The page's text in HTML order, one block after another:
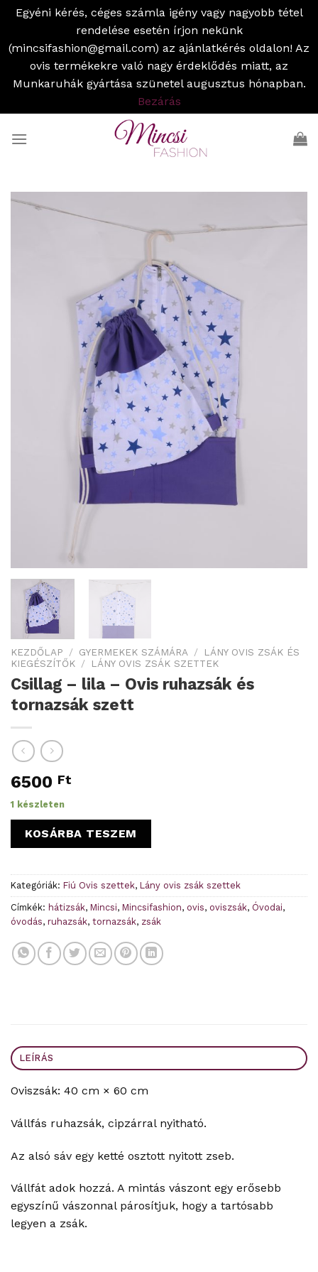
Egyéni kérés, céges számla igény vagy nagyobb tétel
rendelése esetén írjon nekünk
(mincsifashion@gmail.com) az ajánlatkérés oldalon! Az
ovis termékekre való nagy érdeklődés miatt, az
Munkaruhák gyártása szünetel augusztus hónapban.
Bezárás
KEZDŐLAP / GYERMEKEK SZÁMÁRA /
LÁNY OVIS ZSÁK ÉS
KIEGÉSZÍTŐK / LÁNY OVIS ZSÁK SZETTEK
Csillag – lila – Ovis ruhazsák és
tornazsák szett
6500 Ft
1 készleten
KOSÁRBA TESZEM
Kategóriák: Fiú Ovis szettek, Lány ovis zsák szettek
Címkék: hátizsák, Mincsi, Mincsifashion, ovis, oviszsák, Óvodai,
óvodás, ruhazsák, tornazsák, zsák
LEÍRÁS
Oviszsák: 40 cm × 60 cm
Vállfás ruhazsák, cipzárral nyitható.
Az alsó sáv egy ketté osztott nyitott zseb.
Vállfát adok hozzá. A mintás vászont egy erősebb
egyszínű vászonnal párosítjuk, hogy a tartósabb
legyen a zsák.